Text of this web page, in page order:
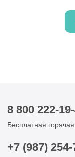
8 800 222-
Бесплатная
+7 (987)